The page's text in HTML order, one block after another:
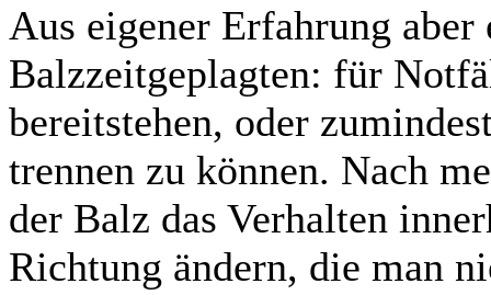
Aus eigener Erfahrung aber
Balzzeitgeplagten: für
bereitstehen, oder
trennen zu können. Nach
der Balz das Verhalten
Richtung ändern, die man